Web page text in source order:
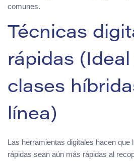
comunes.
Técnicas
rápidas (Ideal
clases
línea)
Las herramientas digitales hacen que
rápidas sean aún más rápidas al